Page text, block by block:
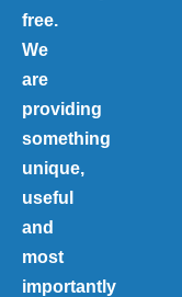
free.
We
are
providing
something
unique,
useful
and
most
importantly